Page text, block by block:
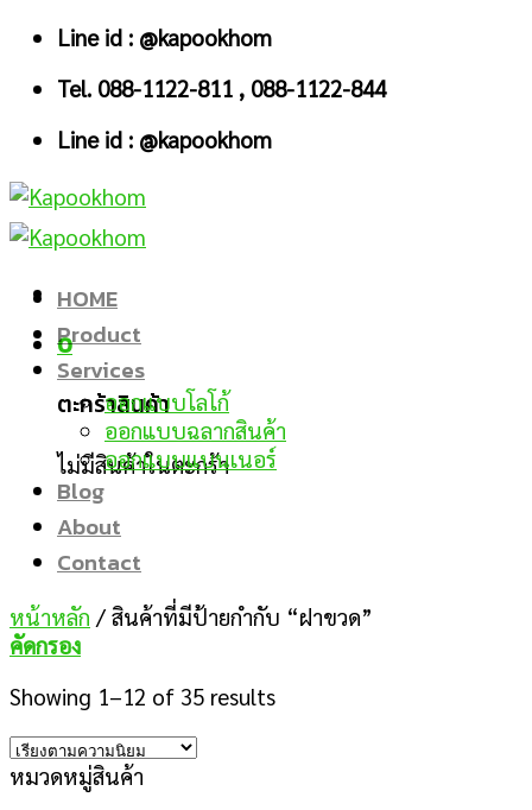
Skip
content
Line id : @kapookhom
Tel. 088-1122-811 , 088-1122-844
Line id : @kapookhom
0
ตะกร้าสินค้า
ไม่มีสินค้าในตะกร้า
HOME
Product
Services
ออกแบบโลโก้
ออกแบบฉลากสินค้า
ออกแบบแบนเนอร์
Blog
About
Contact
หน้าหลัก / สินค้าที่มีป้ายกำกับ “ฝาขวด”
คัดกรอง
Showing 1–12 of 35 results
หมวดหมู่สินค้า